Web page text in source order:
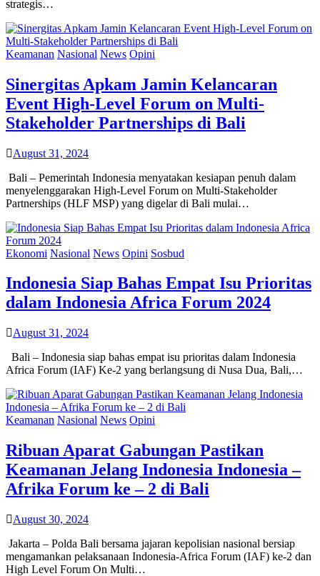
strategis…
Keamanan Nasional News Opini
Sinergitas Apkam Jamin Kelancaran
Event High-Level Forum on Multi-
Stakeholder Partnerships di Bali
August 31, 2024
Bali – Pemerintah Indonesia menyatakan kesiapan penuh dalam
menyelenggarakan High-Level Forum on Multi-Stakeholder
Partnerships (HLF MSP) yang digelar di Bali mulai…
Ekonomi Nasional News Opini Sosbud
Indonesia Siap Bahas Empat Isu Prioritas
dalam Indonesia Africa Forum 2024
August 31, 2024
Bali – Indonesia siap bahas empat isu prioritas dalam Indonesia
Africa Forum (IAF) Ke-2 yang berlangsung di Nusa Dua, Bali,…
Keamanan Nasional News Opini
Ribuan Aparat Gabungan Pastikan
Keamanan Jelang Indonesia Indonesia –
Afrika Forum ke – 2 di Bali
August 30, 2024
Jakarta – Polda Bali bersama jajaran kepolisian nasional bersiap
mengamankan pelaksanaan Indonesia-Africa Forum (IAF) ke-2 dan
High Level Forum On Multi…